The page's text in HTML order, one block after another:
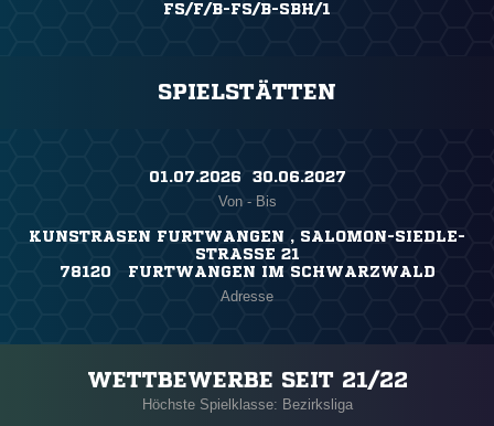
FS/F/B-FS/B-SBH/1
SPIELSTÄTTEN
01.07.2026 ​ 30.06.2027
Von - Bis
KUNSTRASEN FURTWANGEN , SALOMON-SIEDLE-
STRASSE 21
78120 FURTWANGEN IM SCHWARZWALD
Adresse
WETTBEWERBE SEIT 21/22
Höchste Spielklasse: Bezirksliga